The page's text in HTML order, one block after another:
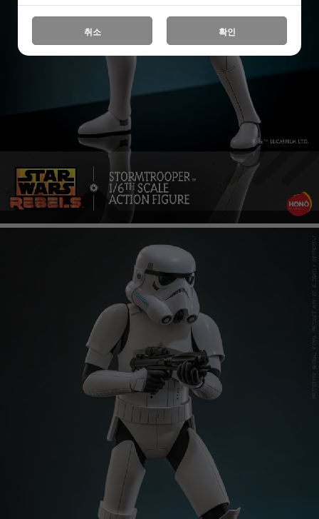
취소 확인